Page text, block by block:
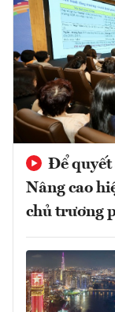
Để quyết
Nâng cao
chủ trương